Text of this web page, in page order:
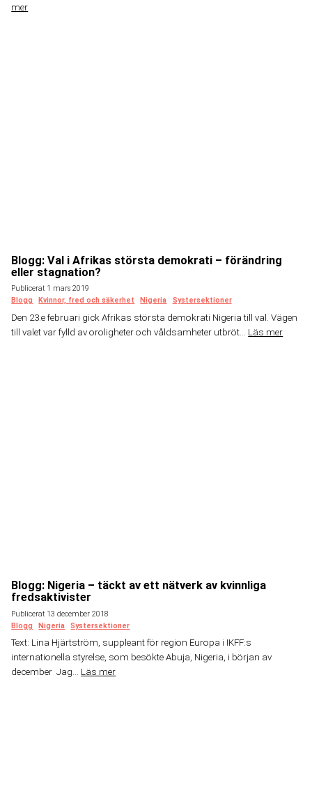
mer
Blogg: Val i Afrikas största demokrati – förändring
eller stagnation?
Publicerat 1 mars 2019
Blogg
Kvinnor, fred och säkerhet Nigeria Systersektioner
Den 23:e februari gick Afrikas största demokrati Nigeria till val. Vägen
till valet var fylld av oroligheter och våldsamheter utbröt... Läs mer
Blogg: Nigeria – täckt av ett nätverk av kvinnliga
fredsaktivister
Publicerat 13 december 2018
Blogg
Nigeria Systersektioner
Text: Lina Hjärtström, suppleant för region Europa i IKFF:s
internationella styrelse, som besökte Abuja, Nigeria, i början av
december Jag... Läs mer